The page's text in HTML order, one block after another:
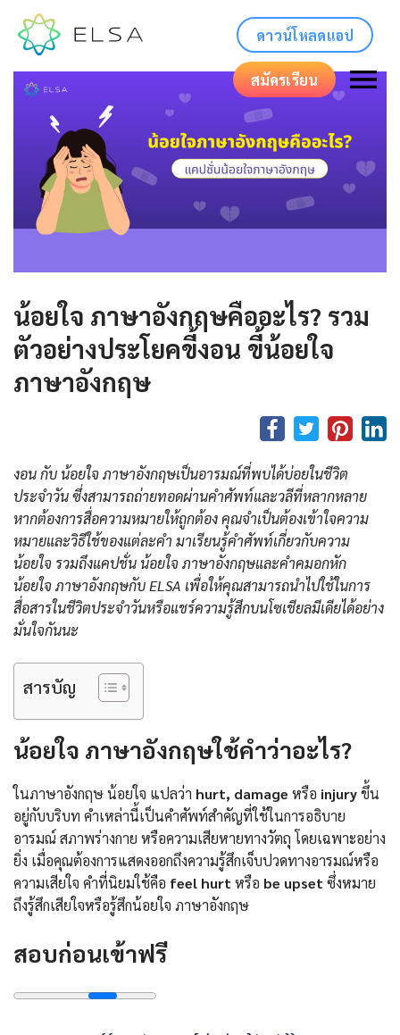
ดาวน์โหลดแอป
สมัครเรียน
น้อยใจ ภาษาอังกฤษคืออะไร? รวม
ตัวอย่างประโยคขี้งอน ขี้น้อยใจ
ภาษาอังกฤษ
งอน กับ น้อยใจ ภาษาอังกฤษเป็นอารมณ์ที่พบได้บ่อยในชีวิต
ประจำวัน ซึ่งสามารถถ่ายทอดผ่านคำศัพท์และวลีที่หลากหลาย
หากต้องการสื่อความหมายให้ถูกต้อง คุณจำเป็นต้องเข้าใจความ
หมายและวิธีใช้ของแต่ละคำ มาเรียนรู้คำศัพท์เกี่ยวกับความ
น้อยใจ รวมถึงแคปชั่น น้อยใจ ภาษาอังกฤษและคําคมอกหัก
น้อยใจ ภาษาอังกฤษกับ ELSA เพื่อให้คุณสามารถนำไปใช้ในการ
สื่อสารในชีวิตประจำวันหรือแชร์ความรู้สึกบนโซเชียลมีเดียได้อย่าง
มั่นใจกันนะ
สารบัญ
น้อยใจ ภาษาอังกฤษใช้คำว่าอะไร?
ในภาษาอังกฤษ น้อยใจ แปลว่า hurt, damage หรือ injuryขึ้น
อยู่กับบริบท คำเหล่านี้เป็นคำศัพท์สำคัญที่ใช้ในการอธิบาย
อารมณ์ สภาพร่างกาย หรือความเสียหายทางวัตถุ โดยเฉพาะอย่าง
ยิ่ง เมื่อคุณต้องการแสดงออกถึงความรู้สึกเจ็บปวดทางอารมณ์หรือ
ความเสียใจ คำที่นิยมใช้คือ feel hurt หรือ be upset ซึ่งหมาย
ถึงรู้สึกเสียใจหรือรู้สึกน้อยใจ ภาษาอังกฤษ
สอบก่อนเข้าฟรี